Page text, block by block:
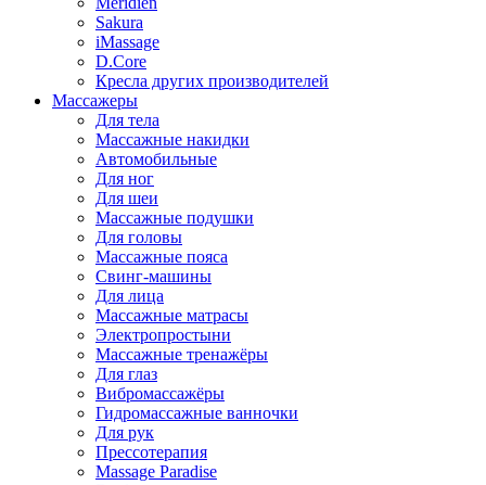
Sakura
iMassage
D.Core
Кресла других производителей
Массажеры
Для тела
Массажные накидки
Автомобильные
Для ног
Для шеи
Массажные подушки
Для головы
Массажные пояса
Свинг-машины
Для лица
Массажные матрасы
Электропростыни
Массажные тренажёры
Для глаз
Вибромассажёры
Гидромассажные ванночки
Для рук
Прессотерапия
Massage Paradise